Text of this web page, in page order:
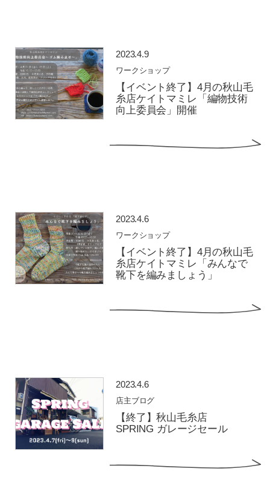
2023.4.9
ワークショップ
【イベント終了】4月の秋山毛
糸店ケイトマミレ「編物技術
向上委員会」開催
2023.4.6
ワークショップ
【イベント終了】4月の秋山毛
糸店ケイトマミレ「みんなで
靴下を編みましょう」
2023.4.6
店主ブログ
【終了】秋山毛糸店
SPRING ガレージセール